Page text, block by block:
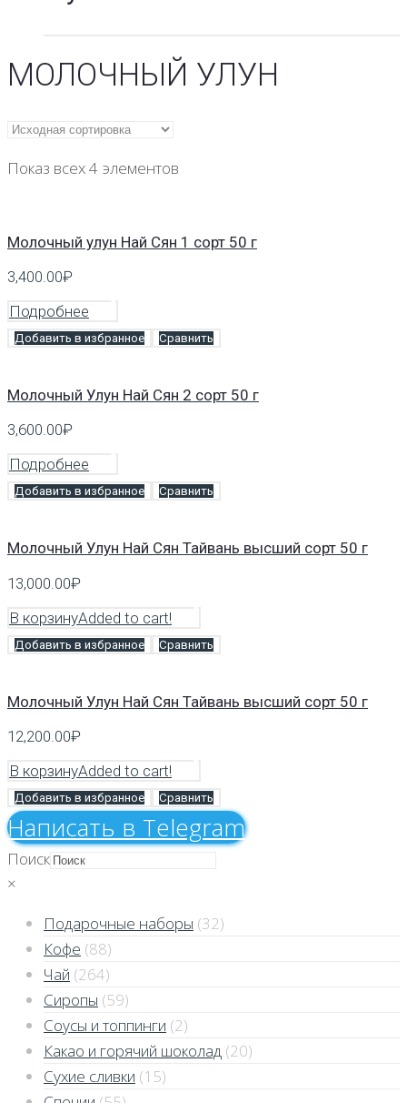
МОЛОЧНЫЙ УЛУН
Показ всех 4 элементов
Молочный улун Най Сян 1 сорт 50 г
3,400.00₽
Подробнее
Добавить в избранное Сравнить
Молочный Улун Най Сян 2 сорт 50 г
3,600.00₽
Подробнее
Добавить в избранное Сравнить
Молочный Улун Най Сян Тайвань высший сорт 50 г
13,000.00₽
В корзинуAdded to cart!
Добавить в избранное Сравнить
Молочный Улун Най Сян Тайвань высший сорт 50 г
12,200.00₽
В корзинуAdded to cart!
Добавить в избранное Сравнить
Напиcать в Telegram
Поиск
×
Подарочные наборы (32)
Кофе (88)
Чай (264)
Сиропы (59)
Соусы и топпинги (2)
Какао и горячий шоколад (20)
Сухие сливки (15)